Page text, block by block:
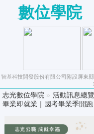
數位學院
智基科技開發股份有限公司附設屏東
志光數位學院 » 活動訊息總覽
畢業即就業｜國考畢業季開